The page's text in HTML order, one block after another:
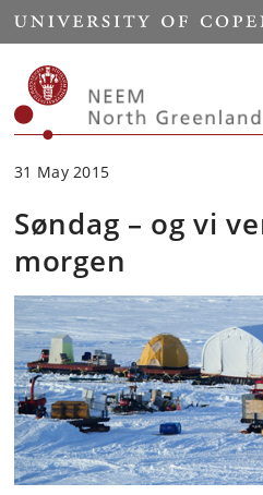
Start
31 May 2015
Søndag – og vi
morgen